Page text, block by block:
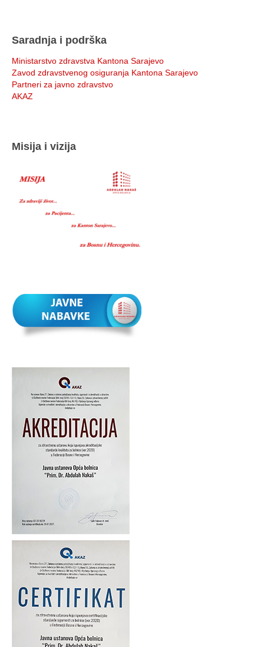
Saradnja i podrška
Ministarstvo zdravstva Kantona Sarajevo
Zavod zdravstvenog osiguranja Kantona Sarajevo
Partneri za javno zdravstvo
AKAZ
Misija i vizija